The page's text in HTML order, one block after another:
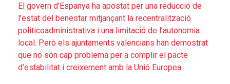
El govern d’Espanya ha apostat per una reducció de
l’estat del benestar mitjançant la recentralització
politicoadministrativa i una limitació de l’autonomia
local. Però els ajuntaments valencians han demostrat
que no són cap problema per a complir el pacte
d’estabilitat i creixement amb la Unió Europea.